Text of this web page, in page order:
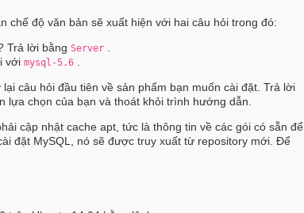
chế độ văn bản sẽ xuất hiện với hai câu hỏi trong đó:
Trả lời bằngServer
vớimysql-5.6
câu hỏi đầu tiên về sản phẩm bạn muốn cài đặt. Trả lời
lựa chọn của bạn và thoát khỏi trình hướng dẫn.
cập nhật cache apt, tức là thông tin về các gói có sẵn để
đặt MySQL, nó sẽ được truy xuất từ repository mới. Để